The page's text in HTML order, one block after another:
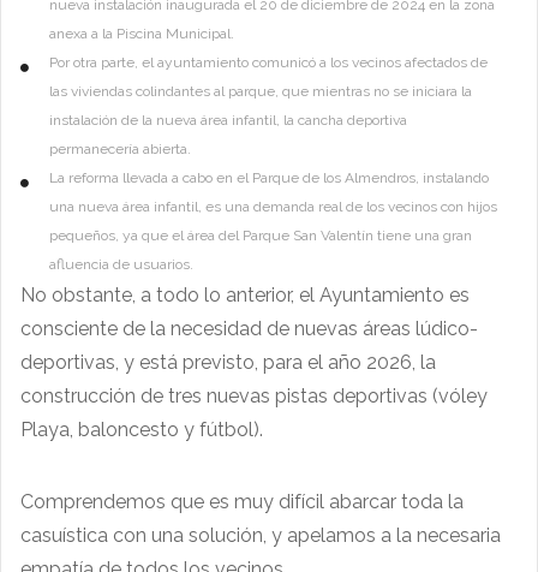
nueva instalación inaugurada el 20 de diciembre de 2024 en la zona
anexa a la Piscina Municipal.
Por otra parte, el ayuntamiento comunicó a los vecinos afectados de
las viviendas colindantes al parque, que mientras no se iniciara la
instalación de la nueva área infantil, la cancha deportiva
permanecería abierta.
La reforma llevada a cabo en el Parque de los Almendros, instalando
una nueva área infantil, es una demanda real de los vecinos con hijos
pequeños, ya que el área del Parque San Valentín tiene una gran
afluencia de usuarios.
No obstante, a todo lo anterior, el Ayuntamiento es
consciente de la necesidad de nuevas áreas lúdico-
deportivas, y está previsto, para el año 2026, la
construcción de tres nuevas pistas deportivas (vóley
Playa, baloncesto y fútbol).
Comprendemos que es muy difícil abarcar toda la
casuística con una solución, y apelamos a la necesaria